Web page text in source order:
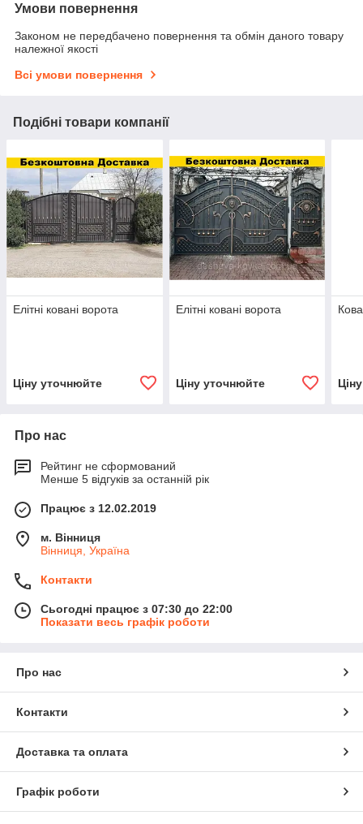
Умови повернення
Законом не передбачено повернення та обмін даного товару
належної якості
Всі умови повернення
Подібні товари компанії
Елітні ковані ворота
Ціну уточнюйте
Елітні ковані ворота
Ціну уточнюйте
Про нас
Рейтинг не сформований
Менше 5 відгуків за останній рік
Працює з 12.02.2019
м. Вінниця
Вінниця, Україна
Контакти
Сьогодні працює з 07:30 до 22:00
Показати весь графік роботи
Про нас
Контакти
Доставка та оплата
Графік роботи